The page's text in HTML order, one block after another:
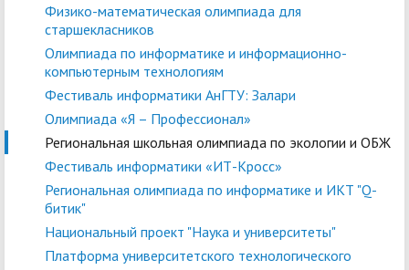
Физико-математическая олимпиада для
старшекласников
Олимпиада по информатике и информационно-
компьютерным технологиям
Фестиваль информатики АнГТУ: Залари
Олимпиада «Я – Профессионал»
Региональная школьная олимпиада по экологии и ОБЖ
Фестиваль информатики «ИТ-Кросс»
Региональная олимпиада по информатике и ИКТ "Q-
битик"
Национальный проект "Наука и университеты"
Платформа университетского технологического